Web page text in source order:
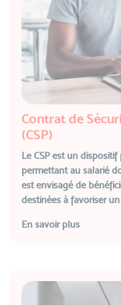
Contrat de
(CSP)
Le CSP est un
permettant au salarié
est envisagé de
destinées à favoriser
En savoir plus